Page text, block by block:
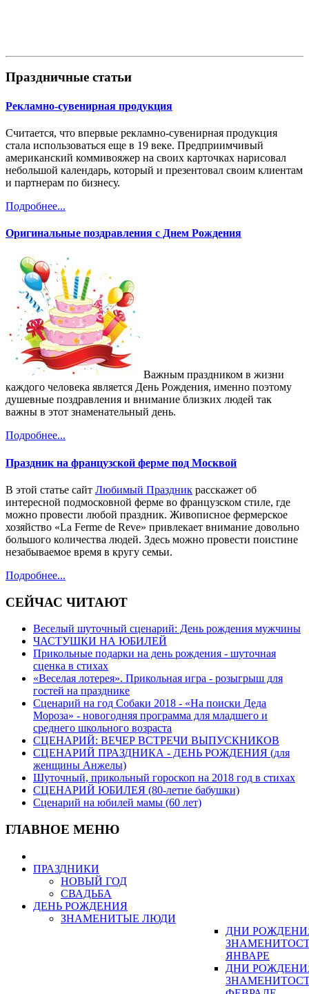
Праздничные статьи
Рекламно-сувенирная продукция
Считается, что впервые рекламно-сувенирная продукция
стала использоваться еще в 19 веке. Предприимчивый
американский коммивояжер на своих карточках нарисовал
небольшой календарь, который и презентовал своим клиентам
и партнерам по бизнесу.
Подробнее...
Оригинальные поздравления с Днем Рождения
Важным праздником в жизни
каждого человека является День Рождения, именно поэтому
душевные поздравления и внимание близких людей так
важны в этот знаменательный день.
Подробнее...
Праздник на французской ферме под Москвой
В этой статье сайт Любимый Праздник расскажет об
интересной подмосковной ферме во французском стиле, где
можно провести любой праздник. Живописное фермерское
хозяйство «La Ferme de Reve» привлекает внимание довольно
большого количества людей. Здесь можно провести поистине
незабываемое время в кругу семьи.
Подробнее...
СЕЙЧАС ЧИТАЮТ
Веселый шуточный сценарий: День рождения мужчины
ЧАСТУШКИ НА ЮБИЛЕЙ
Прикольные подарки на день рождения - шуточная
сценка в стихах
«Веселая лотерея». Прикольная игра - розыгрыш для
гостей на празднике
Сценарий на год Собаки 2018 - «На поиски Деда
Мороза» - новогодняя программа для младшего и
среднего школьного возраста
СЦЕНАРИЙ: ВЕЧЕР ВСТРЕЧИ ВЫПУСКНИКОВ
СЦЕНАРИЙ ПРАЗДНИКА - ДЕНЬ РОЖДЕНИЯ (для
женщины Анжелы)
Шуточный, прикольный гороскоп на 2018 год в стихах
СЦЕНАРИЙ ЮБИЛЕЯ (80-летие бабушки)
Сценарий на юбилей мамы (60 лет)
ГЛАВНОЕ МЕНЮ
ПРАЗДНИКИ
НОВЫЙ ГОД
СВАДЬБА
ДЕНЬ РОЖДЕНИЯ
ЗНАМЕНИТЫЕ ЛЮДИ
ДНИ
ЯНВАРЕ
ДНИ